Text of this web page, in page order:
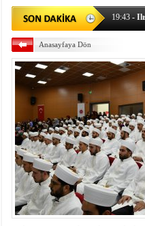
19:43 -
19:42-
19:08-
istiyor
19:06-
kumardır
18:06
-
18:14-
13:14-
13:13-
13:07-
13:06-
13:05-
13:03-
Anasayfaya Dön